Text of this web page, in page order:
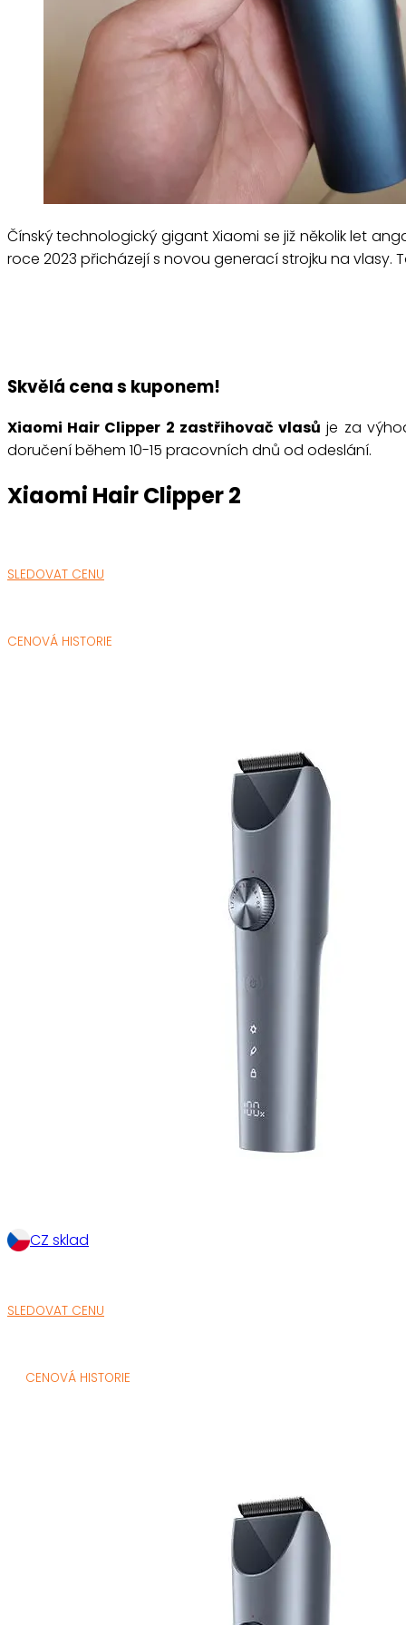
Čínský technologický gigant Xiaomi se již několik let
roce 2023 přicházejí s novou generací strojku na vlasy.
Skvělá cena s kuponem!
Xiaomi Hair Clipper 2 zastřihovač vlasů je za
doručení během 10-15 pracovních dnů od odeslání.
Xiaomi Hair Clipper 2
SLEDOVAT CENU
CENOVÁ HISTORIE
CZ sklad
SLEDOVAT CENU
CENOVÁ HISTORIE